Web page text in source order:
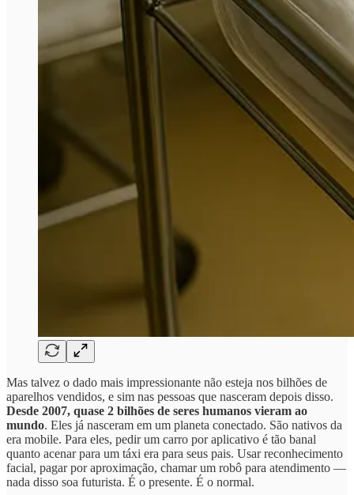
Mas talvez o dado mais impressionante não esteja nos bilhões de
aparelhos vendidos, e sim nas pessoas que nasceram depois disso.
Desde 2007, quase 2 bilhões de seres humanos vieram ao
mundo. Eles já nasceram em um planeta conectado. São nativos da
era mobile. Para eles, pedir um carro por aplicativo é tão banal
quanto acenar para um táxi era para seus pais. Usar reconhecimento
facial, pagar por aproximação, chamar um robô para atendimento —
nada disso soa futurista. É o presente. É o normal.